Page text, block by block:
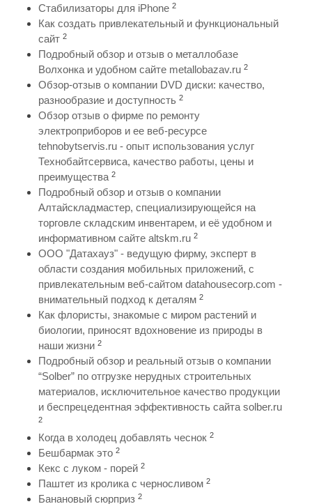
Стабилизаторы для iPhone 2
Как создать привлекательный и функциональный
сайт 2
Подробный обзор и отзыв о металлобазе
Волхонка и удобном сайте metallobazav.ru 2
Обзор-отзыв о компании DVD диски: качество,
разнообразие и доступность 2
Обзор отзыв о фирме по ремонту
электроприборов и ее веб-ресурсе
tehnobytservis.ru - опыт использования услуг
Технобайтсервиса, качество работы, цены и
преимущества 2
Подробный обзор и отзыв о компании
Алтайскладмастер, специализирующейся на
торговле складским инвентарем, и её удобном и
информативном сайте altskm.ru 2
ООО "Датахауз" - ведущую фирму, эксперт в
области создания мобильных приложений, с
привлекательным веб-сайтом datahousecorp.com -
внимательный подход к деталям 2
Как флористы, знакомые с миром растений и
биологии, приносят вдохновение из природы в
наши жизни 2
Подробный обзор и реальный отзыв о компании
“Solber” по отгрузке нерудных строительных
материалов, исключительное качество продукции
и беспрецедентная эффективность сайта solber.ru
2
Когда в холодец добавлять чеснок 2
Бешбармак это 2
Кекс с луком - порей 2
Паштет из кролика с черносливом 2
Банановый сюрприз 2